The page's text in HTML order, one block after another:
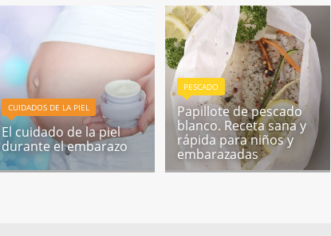
CUIDADOS DE LA PIEL
El cuidado de la piel
durante el embarazo
PESCADO
Papillote de pescado
blanco. Receta sana y
rápida para niños y
embarazadas